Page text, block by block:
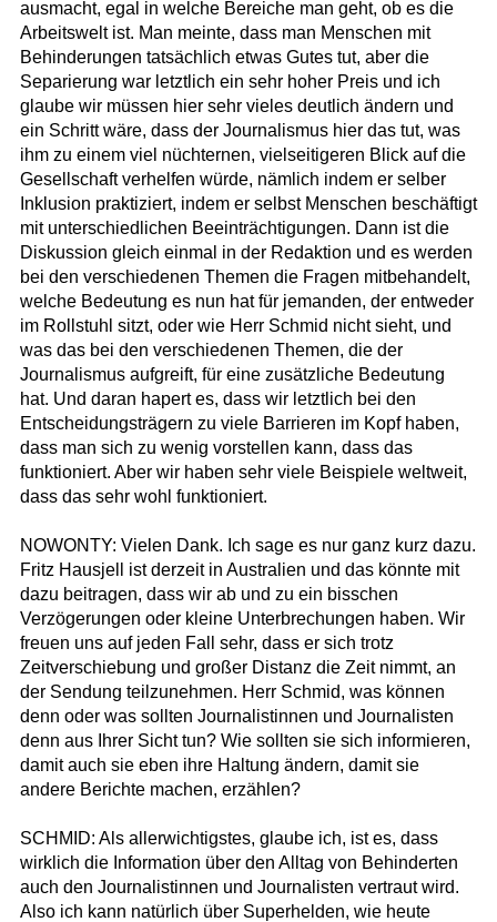
ausmacht, egal in welche Bereiche man geht, ob es die
Arbeitswelt ist. Man meinte, dass man Menschen mit
Behinderungen tatsächlich etwas Gutes tut, aber die
Separierung war letztlich ein sehr hoher Preis und ich
glaube wir müssen hier sehr vieles deutlich ändern und
ein Schritt wäre, dass der Journalismus hier das tut, was
ihm zu einem viel nüchternen, vielseitigeren Blick auf die
Gesellschaft verhelfen würde, nämlich indem er selber
Inklusion praktiziert, indem er selbst Menschen beschäftigt
mit unterschiedlichen Beeinträchtigungen. Dann ist die
Diskussion gleich einmal in der Redaktion und es werden
bei den verschiedenen Themen die Fragen mitbehandelt,
welche Bedeutung es nun hat für jemanden, der entweder
im Rollstuhl sitzt, oder wie Herr Schmid nicht sieht, und
was das bei den verschiedenen Themen, die der
Journalismus aufgreift, für eine zusätzliche Bedeutung
hat. Und daran hapert es, dass wir letztlich bei den
Entscheidungsträgern zu viele Barrieren im Kopf haben,
dass man sich zu wenig vorstellen kann, dass das
funktioniert. Aber wir haben sehr viele Beispiele weltweit,
dass das sehr wohl funktioniert.
NOWONTY: Vielen Dank. Ich sage es nur ganz kurz dazu.
Fritz Hausjell ist derzeit in Australien und das könnte mit
dazu beitragen, dass wir ab und zu ein bisschen
Verzögerungen oder kleine Unterbrechungen haben. Wir
freuen uns auf jeden Fall sehr, dass er sich trotz
Zeitverschiebung und großer Distanz die Zeit nimmt, an
der Sendung teilzunehmen. Herr Schmid, was können
denn oder was sollten Journalistinnen und Journalisten
denn aus Ihrer Sicht tun? Wie sollten sie sich informieren,
damit auch sie eben ihre Haltung ändern, damit sie
andere Berichte machen, erzählen?
SCHMID: Als allerwichtigstes, glaube ich, ist es, dass
wirklich die Information über den Alltag von Behinderten
auch den Journalistinnen und Journalisten vertraut wird.
Also ich kann natürlich über Superhelden, wie heute